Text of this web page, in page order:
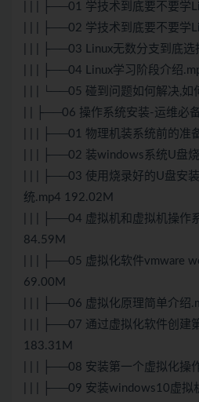
| | | ├──01 学技术到底要不要学
| | | ├──02 学技术到底要不要学
| | | ├──03 Linux无数分支到底
| | | ├──04 Linux学习阶段介绍
| | | └──05 碰到问题如何解决,如
| | ├──06 操作系统安装-运维必
| | | ├──01 物理机装系统前的准
| | | ├──02 装windows系统U盘
| | | ├──03 使用烧录好的U盘安
统.mp4 192.02M
| | | ├──04 虚拟机和虚拟机操作
84.59M
| | | ├──05 虚拟化软件vmware
69.00M
| | | ├──06 虚拟化原理简单介绍
| | | ├──07 通过虚拟化软件创建
183.31M
| | | ├──08 安装第一个虚拟化操
| | | ├──09 安装windows10虚拟